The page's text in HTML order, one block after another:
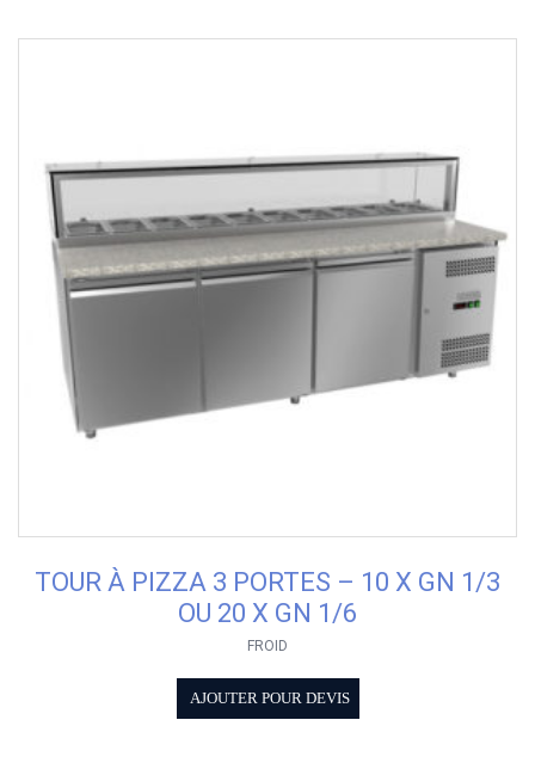
TOUR À PIZZA 3 PORTES – 10 X GN 1/3
OU 20 X GN 1/6
FROID
AJOUTER POUR DEVIS